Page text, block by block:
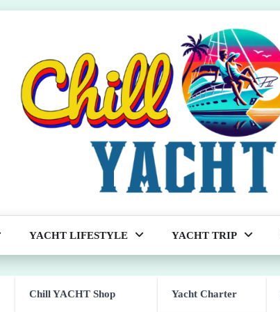
YACHT LIFESTYLE
Chill YACHT Shop
YACHT TRIP
Yacht Charter